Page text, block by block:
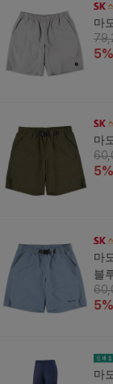
마
5%
마
5%
마
블
5%
마